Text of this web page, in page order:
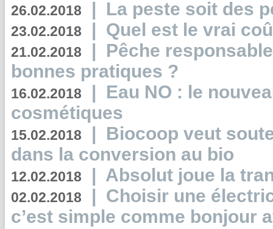
26.02.2018 | La peste soit des
23.02.2018 | Quel est le vrai
21.02.2018 | Pêche
bonnes pratiques ?
16.02.2018 | Eau NO : le
cosmétiques
15.02.2018 | Biocoop veut
dans la conversion au bio
12.02.2018 | Absolut joue la
02.02.2018 | Choisir une
c’est simple comme bonjour